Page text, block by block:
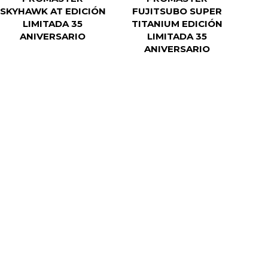
SKYHAWK AT EDICIÓN
LIMITADA 35
ANIVERSARIO
FUJITSUBO SUPER
TITANIUM EDICIÓN
LIMITADA 35
ANIVERSARIO